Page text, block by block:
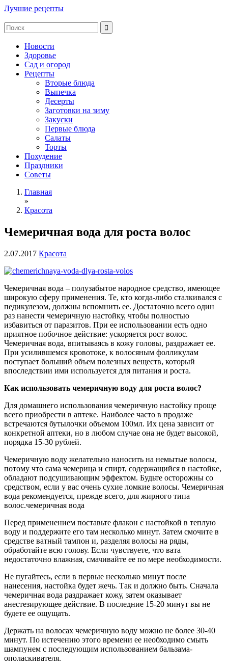
Лучшие рецепты
Новости
Здоровье
Сад и огород
Рецепты
Вторые блюда
Выпечка
Десерты
Заготовки на зиму
Закуски
Первые блюда
Салаты
Торты
Похудение
Праздники
Советы
Главная
»
Красота
Чемеричная вода для роста волос
2.07.2017 Красота
Чемеричная вода – полузабытое народное средство, имеющее
широкую сферу применения. Те, кто когда-либо сталкивался с
педикулезом, должны вспомнить ее. Достаточно всего один
раз нанести чемеричную настойку, чтобы полностью
избавиться от паразитов. При ее использовании есть одно
приятное побочное действие: ускоряется рост волос.
Чемеричная вода, впитываясь в кожу головы, раздражает ее.
При усилившемся кровотоке, к волосяным фолликулам
поступает больший объем полезных веществ, который
впоследствии ими используется для питания и роста.
Как использовать чемеричную воду для роста волос?
Для домашнего использования чемеричную настойку проще
всего приобрести в аптеке. Наиболее часто в продаже
встречаются бутылочки объемом 100мл. Их цена зависит от
конкретной аптеки, но в любом случае она не будет высокой,
порядка 15-30 рублей.
Чемеричную воду желательно наносить на немытые волосы,
потому что сама чемерица и спирт, содержащийся в настойке,
обладают подсушивающим эффектом. Будьте осторожны со
средством, если у вас очень сухие ломкие волосы. Чемеричная
вода рекомендуется, прежде всего, для жирного типа
волос.чемеричная вода
Перед применением поставьте флакон с настойкой в теплую
воду и поддержите его там несколько минут. Затем смочите в
средстве ватный тампон и, разделяя волосы на ряды,
обработайте всю голову. Если чувствуете, что вата
недостаточно влажная, смачивайте ее по мере необходимости.
Не пугайтесь, если в первые несколько минут после
нанесения, настойка будет жечь. Так и должно быть. Сначала
чемеричная вода раздражает кожу, затем оказывает
анестезирующее действие. В последние 15-20 минут вы не
будете ее ощущать.
Держать на волосах чемеричную воду можно не более 30-40
минут. По истечению этого времени ее необходимо смыть
шампунем с последующим использованием бальзама-
ополаскивателя.